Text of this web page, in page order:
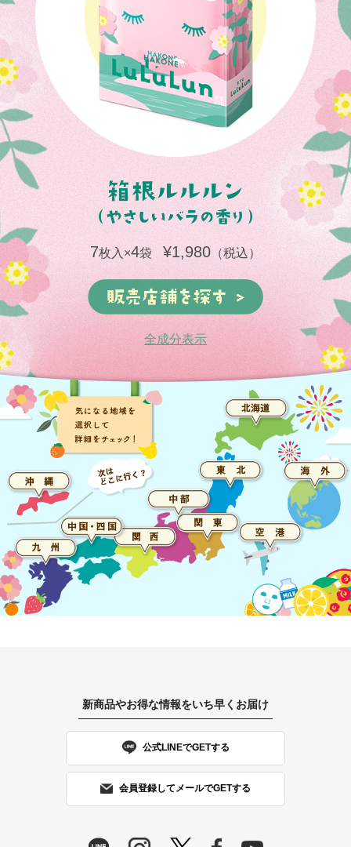
7枚入×4袋 ¥1,980 （税込）
全成分表示
新商品やお得な情報をいち早くお届け
公式LINEでGETする
会員登録してメールでGETする